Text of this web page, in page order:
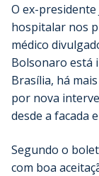
O ex-
hospitalar nos
médico
Bolsonaro está
Brasília, há
por nova
desde a facada
Segundo o
com boa